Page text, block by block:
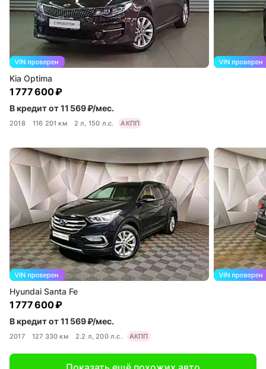
Kia Optima
1 777 600 ₽
В кредит от 11 569 ₽/мес.
2018 116 201 км 2 л, 150 л.с. АКПП
Hyundai Santa Fe
1 777 600 ₽
В кредит от 11 569 ₽/мес.
2017 127 330 км 2.2 л, 200 л.с. АКПП